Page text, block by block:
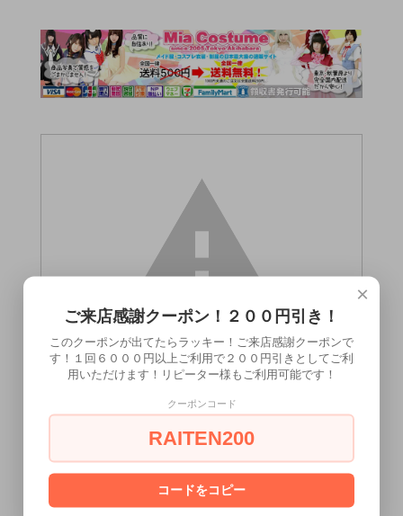
納！特価！在庫限り！＞SM拘束具 調節可
未満の方には販売できません。
あなたは18歳以上ですか？
[ はい ] [ いいえ ]
×
ご来店感謝クーポン！２００円引き！
このクーポンが出てたらラッキー！ご来店感謝クーポンで
す！１回６０００円以上ご利用で２００円引きとしてご利
用いただけます！リピーター様もご利用可能です！
クーポンコード
RAITEN200
コードをコピー